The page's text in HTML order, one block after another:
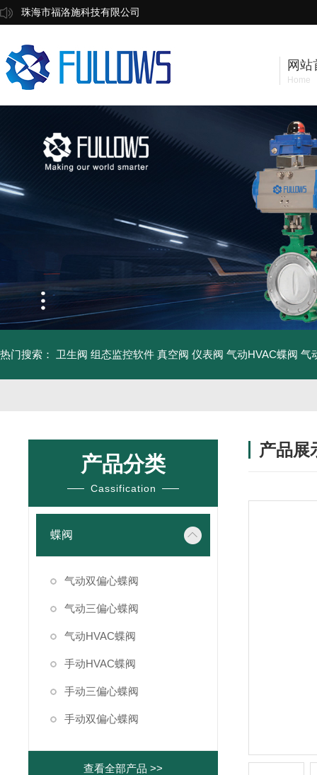
珠海市福洛施科技有限公司
网站
Home
热门搜索： 卫生阀 组态监控软件 真空阀 仪表阀 气动HVAC蝶阀 气
产品分类
Cassification
蝶阀
气动双偏心蝶阀
气动三偏心蝶阀
气动HVAC蝶阀
手动HVAC蝶阀
手动三偏心蝶阀
手动双偏心蝶阀
查看全部产品 >>
产品展